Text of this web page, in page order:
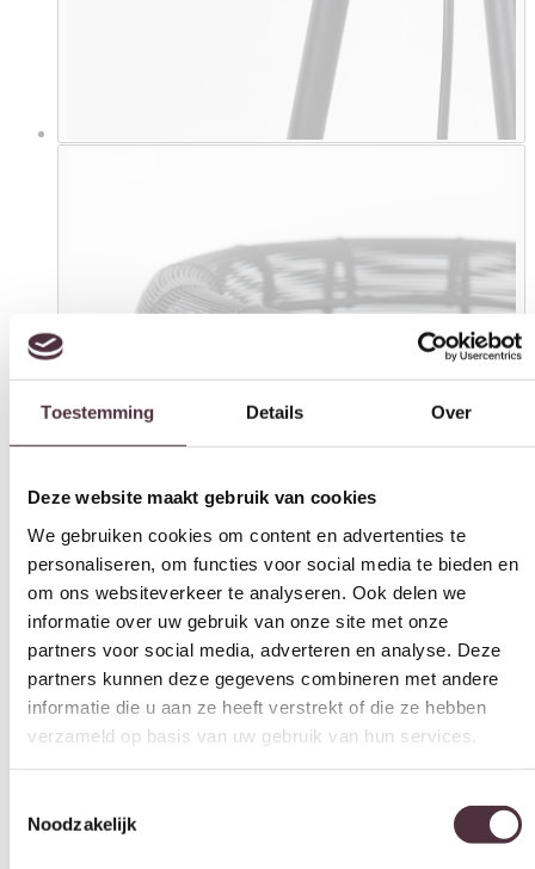
Toestemming Details Over
Deze website maakt gebruik van cookies
We gebruiken cookies om content en advertenties te
personaliseren, om functies voor social media te bieden en
om ons websiteverkeer te analyseren. Ook delen we
informatie over uw gebruik van onze site met onze
partners voor social media, adverteren en analyse. Deze
partners kunnen deze gegevens combineren met andere
informatie die u aan ze heeft verstrekt of die ze hebben
verzameld op basis van uw gebruik van hun services.
Noodzakelijk